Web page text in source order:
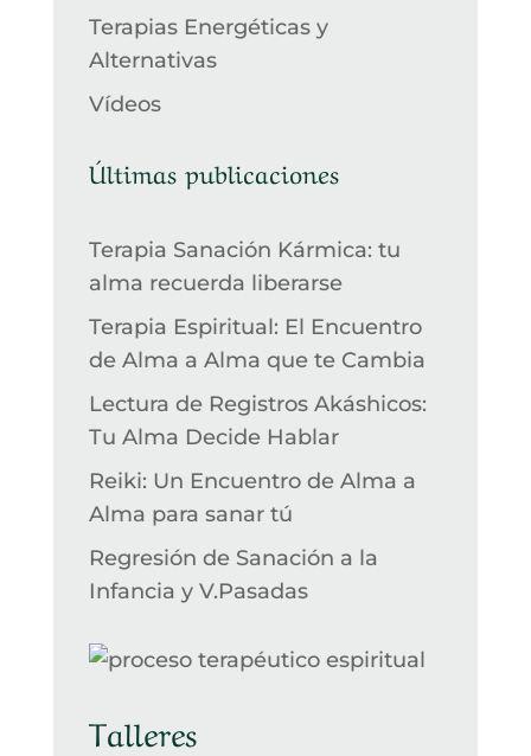
Terapias Energéticas y
Alternativas
Vídeos
Últimas publicaciones
Terapia Sanación Kármica: tu
alma recuerda liberarse
Terapia Espiritual: El Encuentro
de Alma a Alma que te Cambia
Lectura de Registros Akáshicos:
Tu Alma Decide Hablar
Reiki: Un Encuentro de Alma a
Alma para sanar tú
Regresión de Sanación a la
Infancia y V.Pasadas
Talleres